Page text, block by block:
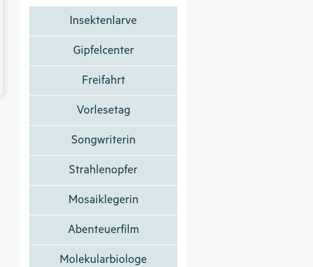
Insektenlarve
Gipfelcenter
Freifahrt
Vorlesetag
Songwriterin
Strahlenopfer
Mosaiklegerin
Abenteuerfilm
Molekularbiologe